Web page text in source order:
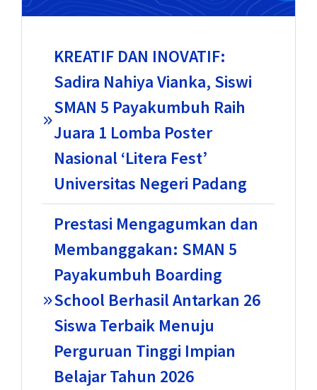
KREATIF DAN INOVATIF:
Sadira Nahiya Vianka, Siswi
SMAN 5 Payakumbuh Raih
Juara 1 Lomba Poster
Nasional ‘Litera Fest’
Universitas Negeri Padang
Prestasi Mengagumkan dan
Membanggakan: SMAN 5
Payakumbuh Boarding
School Berhasil Antarkan 26
Siswa Terbaik Menuju
Perguruan Tinggi Impian
Belajar Tahun 2026